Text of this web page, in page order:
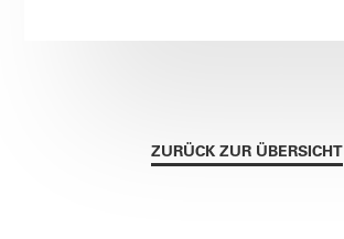
ZURÜCK ZUR ÜBERSICHT